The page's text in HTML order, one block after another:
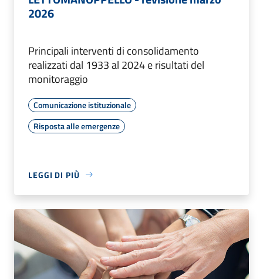
2026
Principali interventi di consolidamento
realizzati dal 1933 al 2024 e risultati del
monitoraggio
Comunicazione istituzionale
Risposta alle emergenze
LEGGI DI PIÙ